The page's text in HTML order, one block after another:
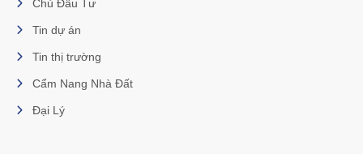
Chủ Đầu Tư
Tin dự án
Tin thị trường
Cẩm Nang Nhà Đất
Đại Lý